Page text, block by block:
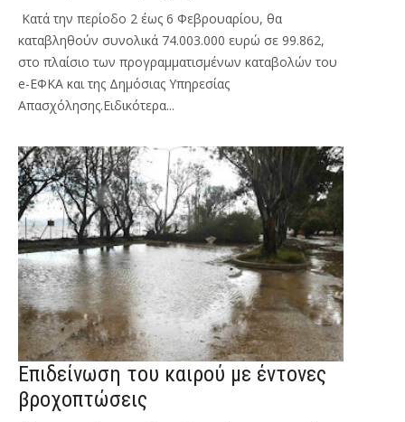
Κατά την περίοδο 2 έως 6 Φεβρουαρίου, θα
καταβληθούν συνολικά 74.003.000 ευρώ σε 99.862,
στο πλαίσιο των προγραμματισμένων καταβολών του
e-ΕΦΚΑ και της Δημόσιας Υπηρεσίας
Απασχόλησης.Ειδικότερα...
Επιδείνωση του καιρού με έντονες
βροχοπτώσεις